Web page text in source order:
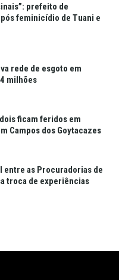
prefeito de
feminicídio de Tuani e
rede de esgoto em
milhões
ficam feridos em
Campos dos Goytacazes
as Procuradorias de
troca de experiências